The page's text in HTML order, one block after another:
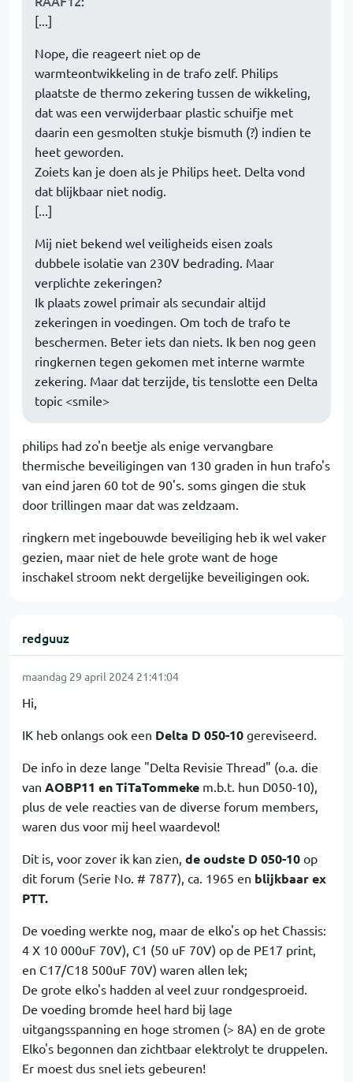
[...]
Nope, die reageert niet op de
warmteontwikkeling in de trafo zelf. Philips
plaatste de thermo zekering tussen de wikkeling,
dat was een verwijderbaar plastic schuifje met
daarin een gesmolten stukje bismuth (?) indien te
heet geworden.
Zoiets kan je doen als je Philips heet. Delta vond
dat blijkbaar niet nodig.
[...]
Mij niet bekend wel veiligheids eisen zoals
dubbele isolatie van 230V bedrading. Maar
verplichte zekeringen?
Ik plaats zowel primair als secundair altijd
zekeringen in voedingen. Om toch de trafo te
beschermen. Beter iets dan niets. Ik ben nog geen
ringkernen tegen gekomen met interne warmte
zekering. Maar dat terzijde, tis tenslotte een Delta
topic <smile>
philips had zo'n beetje als enige vervangbare
thermische beveiligingen van 130 graden in hun trafo's
van eind jaren 60 tot de 90's. soms gingen die stuk
door trillingen maar dat was zeldzaam.
ringkern met ingebouwde beveiliging heb ik wel vaker
gezien, maar niet de hele grote want de hoge
inschakel stroom nekt dergelijke beveiligingen ook.
redguuz
maandag 29 april 2024 21:41:04
Hi,
IK heb onlangs ook een Delta D 050-10 gereviseerd.
De info in deze lange "Delta Revisie Thread" (o.a. die
van AOBP11 en TiTaTommeke m.b.t. hun D050-10),
plus de vele reacties van de diverse forum members,
waren dus voor mij heel waardevol!
Dit is, voor zover ik kan zien, de oudste D 050-10 op
dit forum (Serie No. # 7877), ca. 1965 en blijkbaar ex
PTT.
De voeding werkte nog, maar de elko's op het Chassis:
4 X 10 000uF 70V), C1 (50 uF 70V) op de PE17 print,
en C17/C18 500uF 70V) waren allen lek;
De grote elko's hadden al veel zuur rondgesproeid.
De voeding bromde heel hard bij lage
uitgangsspanning en hoge stromen (> 8A) en de grote
Elko's begonnen dan zichtbaar elektrolyt te druppelen.
Er moest dus snel iets gebeuren!